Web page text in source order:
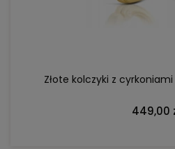
Złote kolczyki z cyrkoniami
449,00